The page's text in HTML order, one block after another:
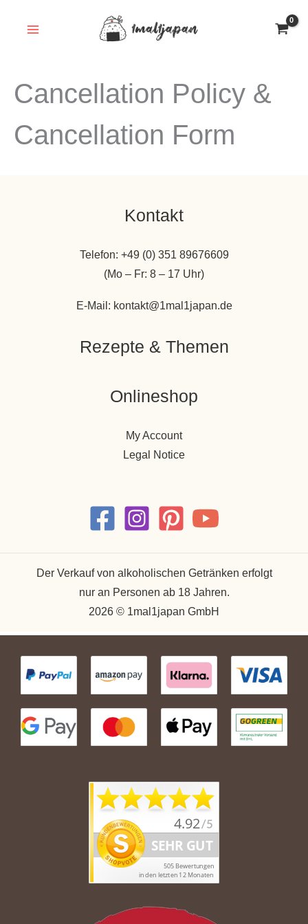
Cancellation Policy &
Cancellation Form
Kontakt
Telefon: +49 (0) 351 89676609
(Mo – Fr: 8 – 17 Uhr)
E-Mail: kontakt@1mal1japan.de
Rezepte & Themen
Onlineshop
My Account
Legal Notice
Der Verkauf von alkoholischen Getränken erfolgt
nur an Personen ab 18 Jahren.
2026 © 1mal1japan GmbH